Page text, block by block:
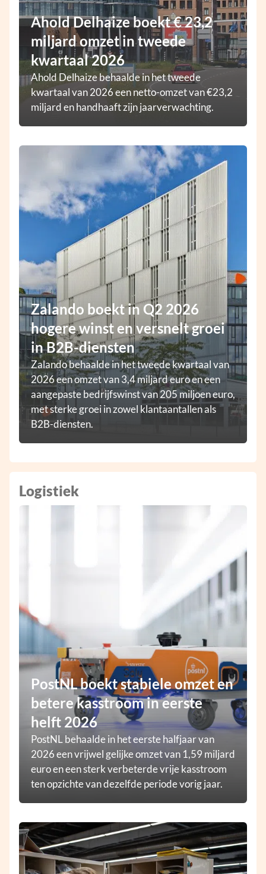
Ahold Delhaize boekt € 23,2
miljard omzet in tweede
kwartaal 2026
Ahold Delhaize behaalde in het tweede
kwartaal van 2026 een netto-omzet van €23,2
miljard en handhaaft zijn jaarverwachting.
Zalando boekt in Q2 2026
hogere winst en versnelt groei
in B2B-diensten
Zalando behaalde in het tweede kwartaal van
2026 een omzet van 3,4 miljard euro en een
aangepaste bedrijfswinst van 205 miljoen euro,
met sterke groei in zowel klantaantallen als
B2B-diensten.
Logistiek
PostNL boekt stabiele omzet en
betere kasstroom in eerste
helft 2026
PostNL behaalde in het eerste halfjaar van
2026 een vrijwel gelijke omzet van 1,59 miljard
euro en een sterk verbeterde vrije kasstroom
ten opzichte van dezelfde periode vorig jaar.